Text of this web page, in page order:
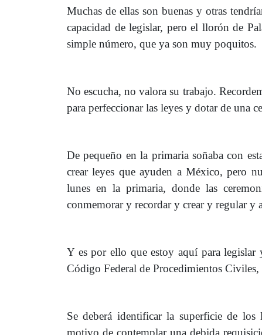
Muchas de ellas son buenas y otras
capacidad de legislar, pero el llorón de
simple número, que ya son muy poquitos.
No escucha, no valora su trabajo.
para perfeccionar las leyes y dotar de una
De pequeño en la primaria soñaba con
crear leyes que ayuden a México, pero
lunes en la primaria, donde las
conmemorar y recordar y crear y regular y
Y es por ello que estoy aquí para
Código Federal de Procedimientos
Se deberá identificar la superficie de
motivo de contemplar una debida